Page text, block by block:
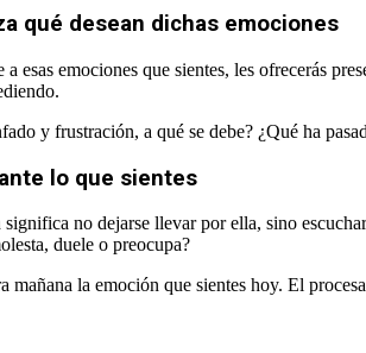
qué desean dichas emociones
esas emociones que sientes, les ofrecerás
y frustración, a qué se debe? ¿Qué ha
lo que sientes
no dejarse llevar por ella, sino
duele o preocupa?
mañana la emoción que sientes hoy. El